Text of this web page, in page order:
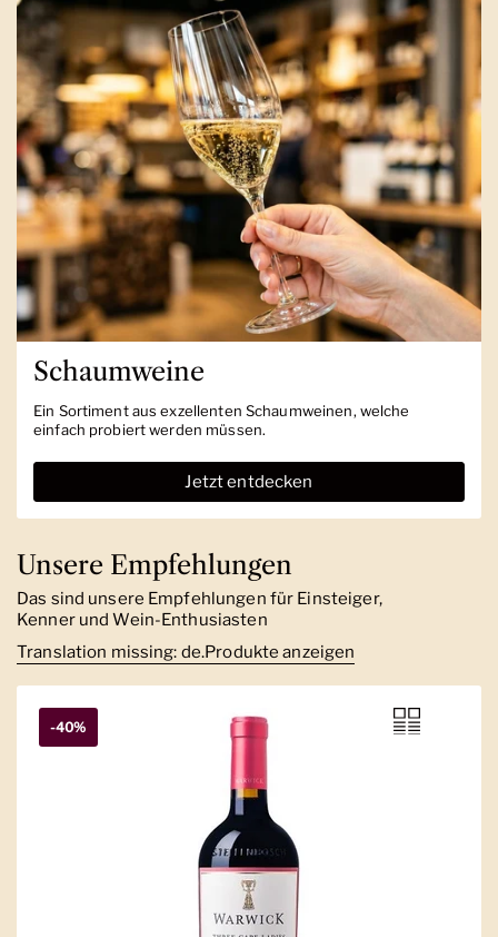
Schaumweine
Ein Sortiment aus exzellenten Schaumweinen, welche
einfach probiert werden müssen.
Jetzt entdecken
Unsere Empfehlungen
Das sind unsere Empfehlungen für Einsteiger,
Kenner und Wein-Enthusiasten
Translation missing: de.Produkte anzeigen
-40%